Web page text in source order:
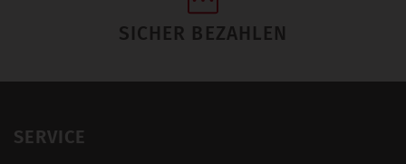
SICHER BEZAHLEN
SERVICE